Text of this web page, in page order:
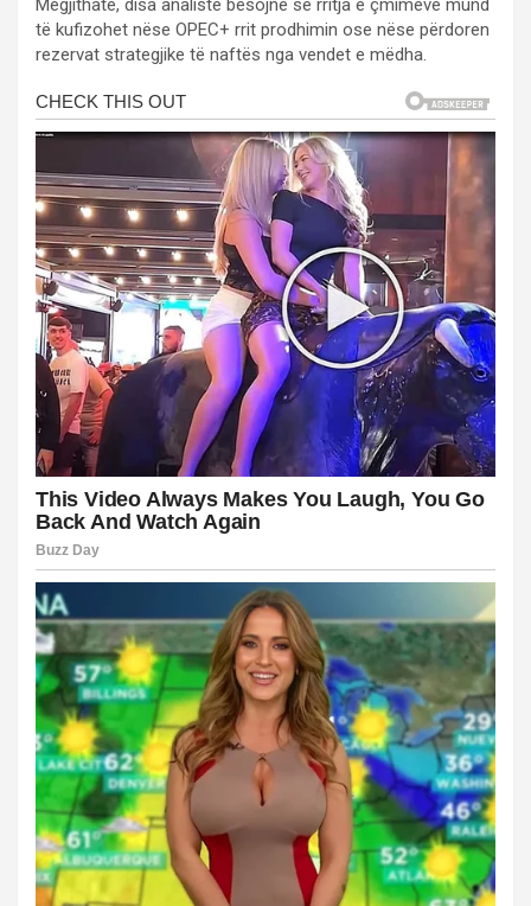
Megjithatë, disa analistë besojnë se rritja e çmimeve mund
të kufizohet nëse OPEC+ rrit prodhimin ose nëse përdoren
rezervat strategjike të naftës nga vendet e mëdha.